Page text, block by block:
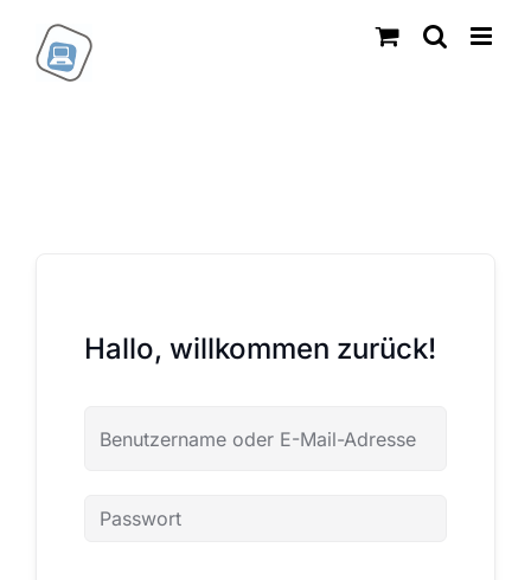
Inhalt
springen
Hallo, willkommen zurück!